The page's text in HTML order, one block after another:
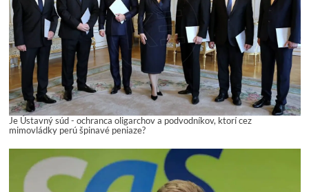
Je Ústavný súd - ochranca oligarchov a podvodníkov, ktorí cez
mimovládky perú špinavé peniaze?